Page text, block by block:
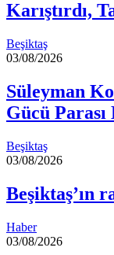
Karıştırdı,
Beşiktaş
03/08/2026
Süleyman
Gücü
Beşiktaş
03/08/2026
Beşiktaş’ın
Haber
03/08/2026